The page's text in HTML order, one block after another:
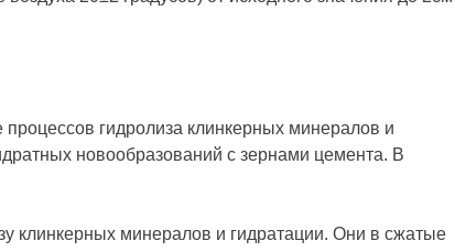
гидролиза клинкерных минералов и
новообразований с зернами цемента. В
клинкерных минералов и гидратации. Они в сжатые